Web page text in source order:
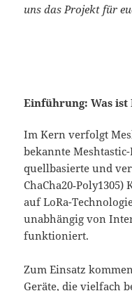
uns das Projekt für
Einführung: Was ist
Im Kern verfolgt
bekannte
quellbasierte und
auf LoRa-
unabhängig von
funktioniert.
Zum Einsatz
Geräte, die vielfach